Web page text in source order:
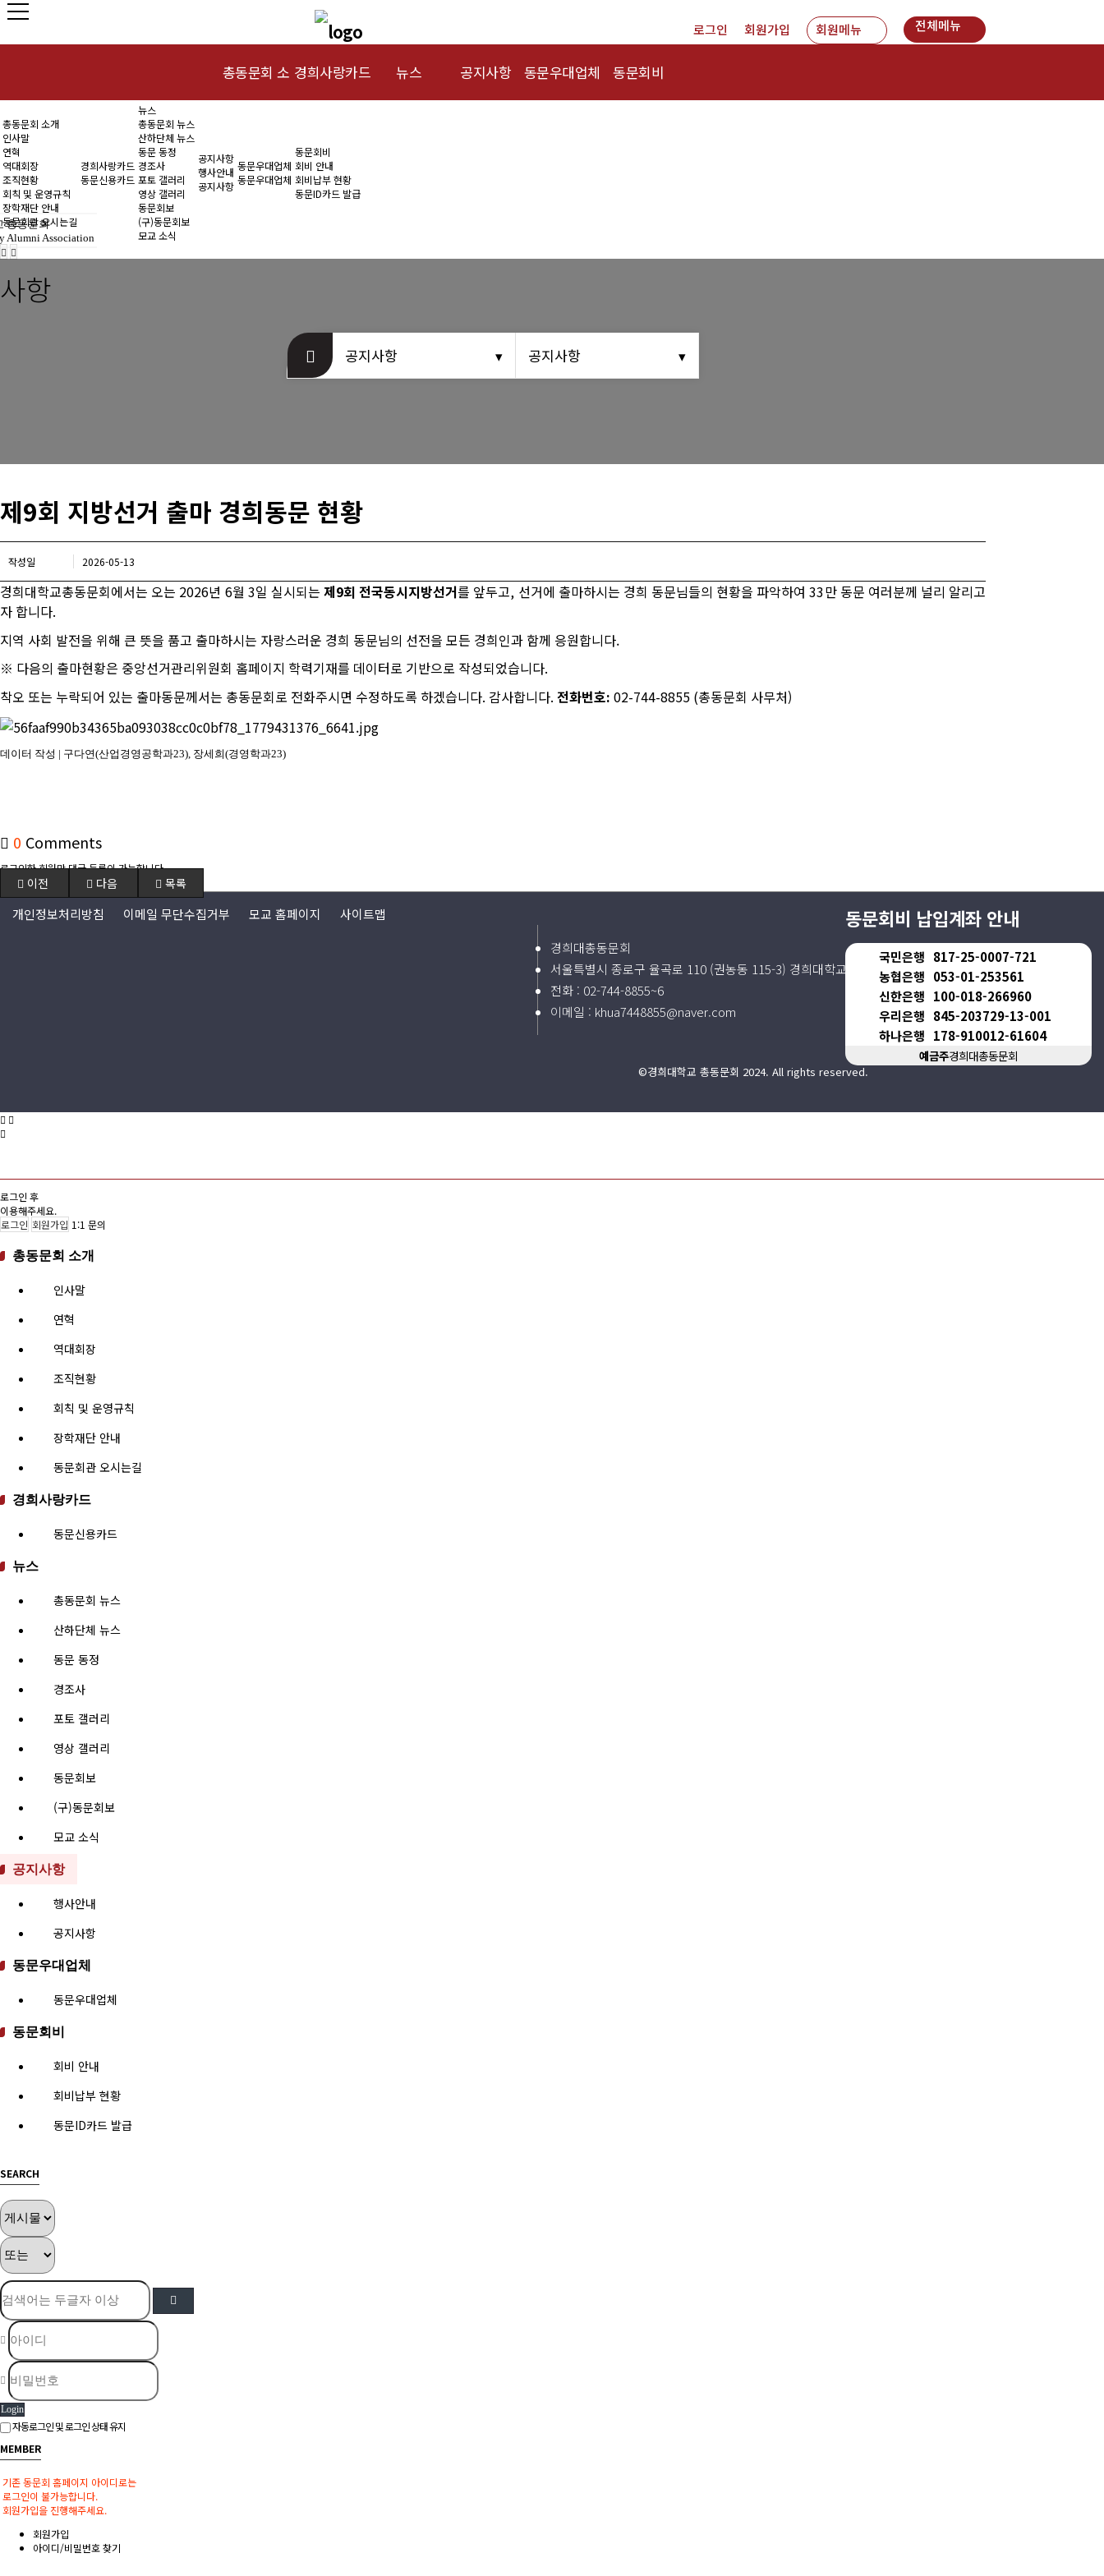
로그인 회원가입 회원메뉴 전체메뉴
총동문회 소
연혁
역대회장
회칙 및 운영규
경희사랑카드 뉴스
포토 갤러리
(구)동문회보
공지사항 동문우대업체 동문회비
총동문회 소개
인사말
연혁
역대회장
조직현황
회칙 및 운영규칙
장학재단 안내
동문회관 오시는길
경희사랑카드
동문신용카드
뉴스
총동문회 뉴스
산하단체 뉴스
동문 동정
경조사
포토 갤러리
영상 갤러리
동문회보
(구)동문회보
모교 소식
공지사항
행사안내
공지사항
동문우대업체
동문우대업체
동문회비
회비 안내
회비납부 현황
동문ID카드 발급
총동문회
Alumni Association
항
공지사항 공지사항
제9회 지방선거 출마 경희동문 현황
작성일 2026-05-13
경희대학교총동문회에서는 오는 2026년 6월 3일 실시되는제9회 전국동시지방선거를 앞두고, 선거에 출마하시는 경희 동문님들의 현황을 파악하여 33만 동문 여러분께 널리 알리고
자 합니다.
지역 사회 발전을 위해 큰 뜻을 품고 출마하시는 자랑스러운 경희 동문님의 선전을 모든 경희인과 함께 응원합니다.
※ 다음의 출마현황은 중앙선거관리위원회 홈페이지 학력기재를 데이터로 기반으로 작성되었습니다.
착오 또는 누락되어 있는 출마동문께서는 총동문회로 전화주시면 수정하도록 하겠습니다. 감사합니다. 전화번호: 02-744-8855 (총동문회 사무처)
데이터 작성 | 구다연(산업경영공학과23), 장세희(경영학과23)
0 Comments
로그인한 회원만 댓글 등록이 가능합니다.
이전 다음 목록
개인정보처리방침 이메일 무단수집거부 모교 홈페이지
사이트맵
경희대총동문회
서울특별시 종로구 율곡로 110 (권농동 115-3) 경희대학교동문회관 4층
전화 : 02-744-8855~6
이메일 : khua7448855@naver.com
동문회비 납입계좌 안내
국민은행 817-25-0007-721
농협은행 053-01-253561
신한은행 100-018-266960
우리은행 845-203729-13-001
하나은행 178-910012-61604
예금주경희대총동문회
©경희대학교 총동문회 2024. All rights reserved.
로그인 후
이용해주세요.
로그인 회원가입 1:1 문의
총동문회 소개
인사말
연혁
역대회장
조직현황
회칙 및 운영규칙
장학재단 안내
동문회관 오시는길
경희사랑카드
동문신용카드
뉴스
총동문회 뉴스
산하단체 뉴스
동문 동정
경조사
포토 갤러리
영상 갤러리
동문회보
(구)동문회보
모교 소식
공지사항
행사안내
공지사항
동문우대업체
동문우대업체
동문회비
회비 안내
회비납부 현황
동문ID카드 발급
SEARCH
Login
자동로그인 및 로그인 상태 유지
MEMBER
기존 동문회 홈페이지 아이디로는
로그인이 불가능합니다.
회원가입을 진행해주세요.
회원가입
아이디/비밀번호 찾기